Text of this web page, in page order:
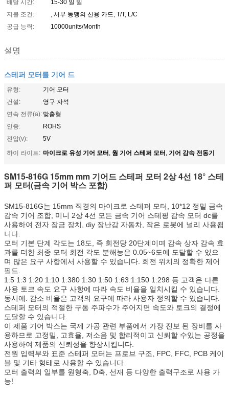
배달 시간:
15-30 일 일
지불 조건:
, 서부 동맹의 신용 카드, T/T, L/C
공급 능력:
10000units/Month
설명
스테퍼 모터를 기어 드
유형:
기어 모터
건설:
영구 자석
연속 전류(a): 맞춤형
인증:
ROHS
전압(v):
5V
하이 라이트: 마이크로 유성 기어 모터, 웜 기어 스테퍼 모터, 기어 감속 전동기
SM15-816G 15mm mm 기어드 스테퍼 모터 2상 4선 18° 스테
퍼 모터(금속 기어 박스 포함)
SM15-816G는 15mm 직경의 마이크로 스테퍼 모터, 10*12 정밀 금속
감속 기어 조합, 미니 2상 4선 모든 금속 기어 스테핑 감속 모터 dc를
사용하여 전자 잠금 장치, diy 장난감 자동차, 작은 로봇에 널리 사용됩
니다.
모터 기본 단계 각도는 18도, 즉 회전당 20단계이며 감속 상자 감속 효
과를 더한 최종 모터 회전 각도 분해능은 0.05~6도에 도달할 수 있으
며 많은 요구 사항에서 사용할 수 있습니다. 회전 위치의 정확한 제어
필드.
1:5 1:3 1:20 1:10 1:380 1:30 1:50 1:63 1:150 1:298 등 고객은 다른
사용 토크 속도 요구 사항에 따라 속도 비율을 일치시킬 수 있습니다.
동시에. 감소 비율은 고객의 요구에 따라 사용자 정의할 수 있습니다.
스테퍼 모터의 적절한 구동 주파수가 주어지면 속도와 토크의 결정에
도달할 수 있습니다.
이 제품 기어 박스는 국제 가공 관련 부품에서 가장 진보 된 장비를 사
용하므로 고정밀, 고효율, 저소음 및 합리적이고 신뢰할 수있는 공정을
사용하여 제품의 신뢰성을 향상시킵니다.
전원 입력부와 표준 스테퍼 모터는 프로브 구조, FPC, FFC, PCB 케이
블 및 기타 형태로 사용할 수 있습니다.
모터 출력의 일부를 원형축, D축, 선재 등 다양한 출력구조로 사용 가
능!